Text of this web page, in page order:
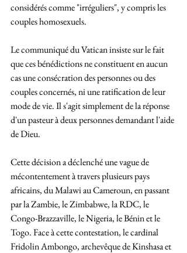
considérés comme "irréguliers", y compris les
couples homosexuels.
Le communiqué du Vatican insiste sur le fait
que ces bénédictions ne constituent en aucun
cas une consécration des personnes ou des
couples concernés, ni une ratification de leur
mode de vie. Il s'agit simplement de la réponse
d'un pasteur à deux personnes demandant l'aide
de Dieu.
Cette décision a déclenché une vague de
mécontentement à travers plusieurs pays
africains, du Malawi au Cameroun, en passant
par la Zambie, le Zimbabwe, la RDC, le
Congo-Brazzaville, le Nigeria, le Bénin et le
Togo. Face à cette contestation, le cardinal
Fridolin Ambongo, archevêque de Kinshasa et